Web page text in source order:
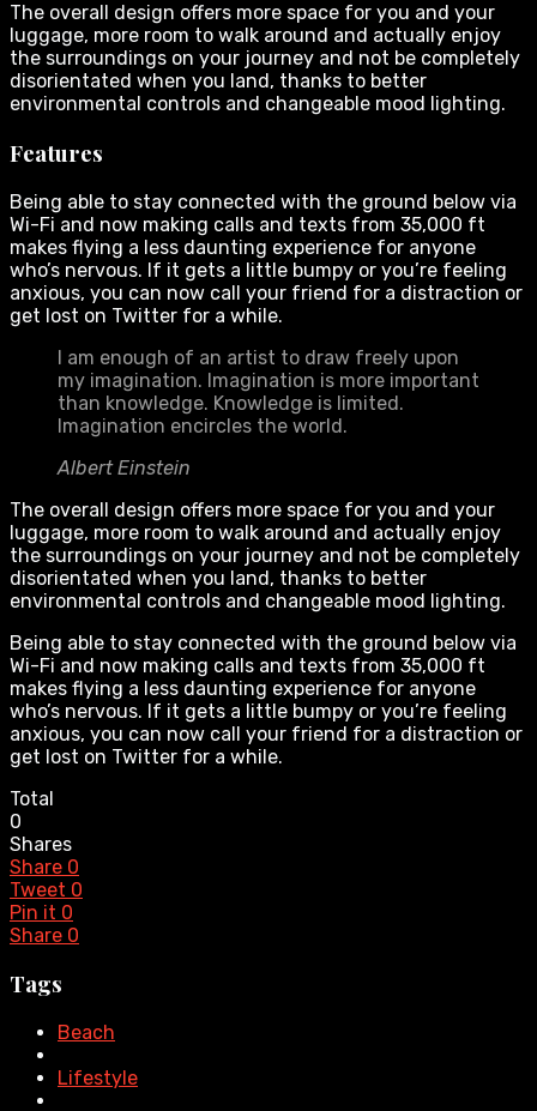
The overall design offers more space for you and your
luggage, more room to walk around and actually enjoy
the surroundings on your journey and not be completely
disorientated when you land, thanks to better
environmental controls and changeable mood lighting.
Features
Being able to stay connected with the ground below via
Wi-Fi and now making calls and texts from 35,000 ft
makes flying a less daunting experience for anyone
who’s nervous. If it gets a little bumpy or you’re feeling
anxious, you can now call your friend for a distraction or
get lost on Twitter for a while.
I am enough of an artist to draw freely upon
my imagination. Imagination is more important
than knowledge. Knowledge is limited.
Imagination encircles the world.
Albert Einstein
The overall design offers more space for you and your
luggage, more room to walk around and actually enjoy
the surroundings on your journey and not be completely
disorientated when you land, thanks to better
environmental controls and changeable mood lighting.
Being able to stay connected with the ground below via
Wi-Fi and now making calls and texts from 35,000 ft
makes flying a less daunting experience for anyone
who’s nervous. If it gets a little bumpy or you’re feeling
anxious, you can now call your friend for a distraction or
get lost on Twitter for a while.
Total
0
Shares
Share 0
Tweet 0
Pin it 0
Share 0
Tags
Beach
Lifestyle